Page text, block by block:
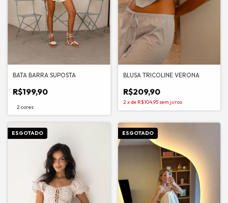
BATA BARRA SUPOSTA
R$199,90
2 cores
BLUSA TRICOLINE VERONA
R$209,90
2xde R$104,95 sem juros
ESGOTADO ESGOTADO